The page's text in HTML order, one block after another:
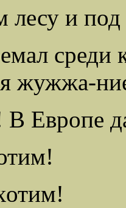
и под
среди
жужжа-
В Европе